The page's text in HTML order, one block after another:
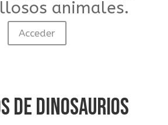
animales.
Acceder
DE DINOSAURIOS